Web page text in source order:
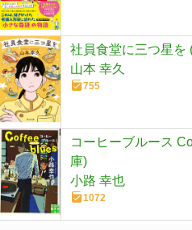
社員食堂に三つ星を
山本 幸久
755
コーヒーブルース
庫)
小路 幸也
1072